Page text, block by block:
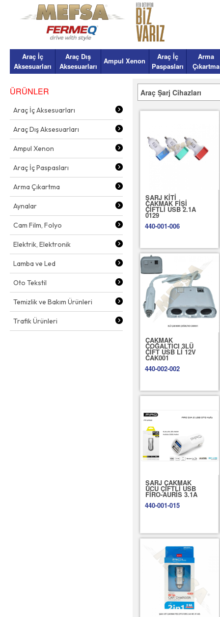
Araç İç
Aksesuarları
Araç Dış
Aksesuarları
Ampul Xenon
Araç İç
Paspasları
Arma
Çıkartma
ÜRÜNLER
Araç İç Aksesuarları
Araç Dış Aksesuarları
Ampul Xenon
Araç İç Paspasları
Arma Çıkartma
Aynalar
Cam Film, Folyo
Elektrik, Elektronik
Lamba ve Led
Oto Tekstil
Temizlik ve Bakım Ürünleri
Trafik Ürünleri
Araç Şarj Cihazları
ŞARJ KİTİ
ÇAKMAK FİŞİ
ÇİFTLİ USB 2.1A
0129
440-001-006
ÇAKMAK
ÇOĞALTICI 3LÜ
ÇİFT USB Lİ 12V
CAK001
440-002-002
ŞARJ ÇAKMAK
UCU ÇİFTLİ USB
FİRO-AURİS 3.1A
440-001-015